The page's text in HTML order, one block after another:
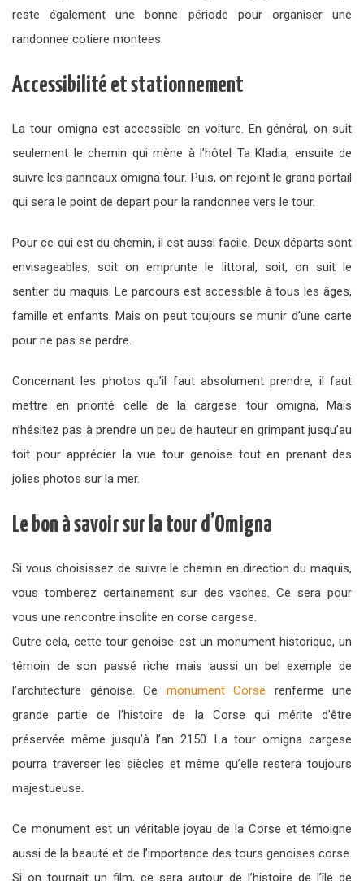
reste également une bonne période pour organiser une
randonnee cotiere montees.
Accessibilité et stationnement
La tour omigna est accessible en voiture. En général, on suit
seulement le chemin qui mène à l’hôtel Ta Kladia, ensuite de
suivre les panneaux omigna tour. Puis, on rejoint le grand portail
qui sera le point de depart pour la randonnee vers le tour.
Pour ce qui est du chemin, il est aussi facile. Deux départs sont
envisageables, soit on emprunte le littoral, soit, on suit le
sentier du maquis. Le parcours est accessible à tous les âges,
famille et enfants. Mais on peut toujours se munir d’une carte
pour ne pas se perdre.
Concernant les photos qu’il faut absolument prendre, il faut
mettre en priorité celle de la cargese tour omigna, Mais
n’hésitez pas à prendre un peu de hauteur en grimpant jusqu’au
toit pour apprécier la vue tour genoise tout en prenant des
jolies photos sur la mer.
Le bon à savoir sur la tour d’Omigna
Si vous choisissez de suivre le chemin en direction du maquis,
vous tomberez certainement sur des vaches. Ce sera pour
vous une rencontre insolite en corse cargese.
Outre cela, cette tour genoise est un monument historique, un
témoin de son passé riche mais aussi un bel exemple de
l’architecture génoise. Ce monument Corse renferme une
grande partie de l’histoire de la Corse qui mérite d’être
préservée même jusqu’à l’an 2150. La tour omigna cargese
pourra traverser les siècles et même qu’elle restera toujours
majestueuse.
Ce monument est un véritable joyau de la Corse et témoigne
aussi de la beauté et de l’importance des tours genoises corse.
Si on tournait un film, ce sera autour de l’histoire de l’île de